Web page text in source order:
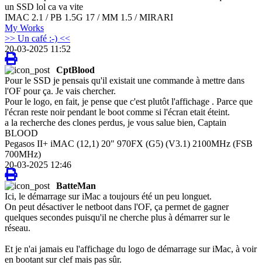
un SSD lol ca va vite
IMAC 2.1 / PB 1.5G 17 / MM 1.5 / MIRARI
My Works
>> Un café :-) <<
20-03-2025 11:52
CptBlood
Pour le SSD je pensais qu'il existait une commande à mettre dans
l'OF pour ça. Je vais chercher.
Pour le logo, en fait, je pense que c'est plutôt l'affichage . Parce que
l'écran reste noir pendant le boot comme si l'écran etait éteint.
a la recherche des clones perdus, je vous salue bien, Captain
BLOOD
Pegasos II+ iMAC (12,1) 20" 970FX (G5) (V3.1) 2100MHz (FSB
700MHz)
20-03-2025 12:46
BatteMan
Ici, le démarrage sur iMac a toujours été un peu longuet.
On peut désactiver le netboot dans l'OF, ça permet de gagner
quelques secondes puisqu'il ne cherche plus à démarrer sur le
réseau.
Et je n'ai jamais eu l'affichage du logo de démarrage sur iMac, à voir
en bootant sur clef mais pas sûr.